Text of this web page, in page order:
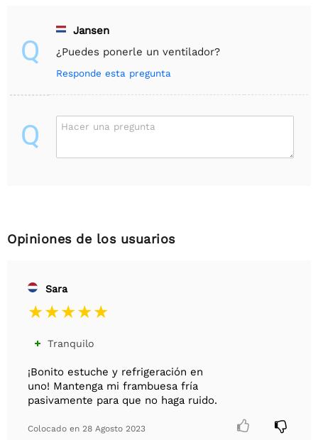
Q
Jansen
¿Puedes ponerle un ventilador?
Responde esta pregunta
Q Hacer una pregunta
Opiniones de los usuarios
Sara
 Tranquilo
¡Bonito estuche y refrigeración en
uno! Mantenga mi frambuesa fría
pasivamente para que no haga ruido.
Colocado en 28 Agosto 2023  